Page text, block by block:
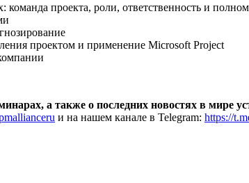
команда проекта, роли, ответственность и
проектом и применение Microsoft Project
а также о последних новостях в мире
и на нашем канале в Telegram: https://